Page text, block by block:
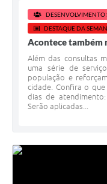
DESENVOLVIMENTO
DESTAQUE DA
Acontece também
Além das consultas
uma série de
população e
cidade. Confira o
dias de
Serão aplicadas...